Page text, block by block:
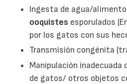
Ingesta de agua/
ooquistes esporulados
por los gatos con sus
Transmisión congénita
Manipulación inadecuada
de gatos/ otros objetos